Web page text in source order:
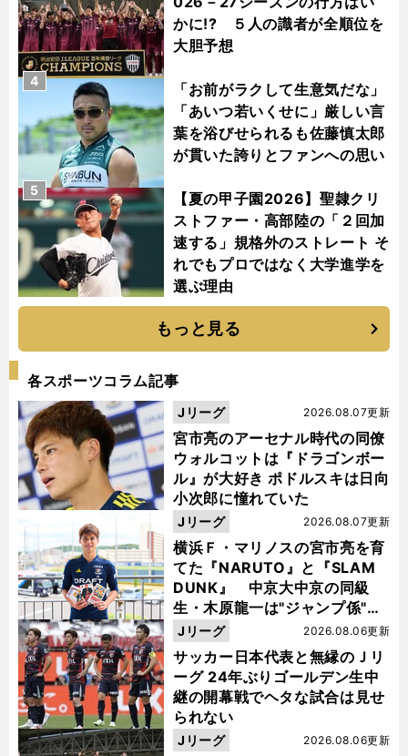
かに!? ５人の識者が全順位を
大胆予想
「お前がラクして生意気だな」
「あいつ若いくせに」厳しい言
葉を浴びせられるも佐藤慎太郎
が貫いた誇りとファンへの思い
4
【夏の甲子園2026】聖隷クリ
ストファー・高部陸の「２回加
速する」規格外のストレート そ
れでもプロではなく大学進学を
選ぶ理由
5
もっと見る
各スポーツコラム記事
宮市亮のアーセナル時代の同僚
ウォルコットは『ドラゴンボー
ル』が大好き ポドルスキは日向
小次郎に憧れていた
2026.08.07更新
Jリーグ
横浜Ｆ・マリノスの宮市亮を育
てた『NARUTO』と『SLAM
DUNK』 中京大中京の同級
生・木原龍一は"ジャンプ係"だ
った
2026.08.07更新
Jリーグ
サッカー日本代表と無縁のＪリ
ーグ 24年ぶりゴールデン生中
継の開幕戦でヘタな試合は見せ
られない
2026.08.06更新
Jリーグ
2026.08.06更新
Jリーグ